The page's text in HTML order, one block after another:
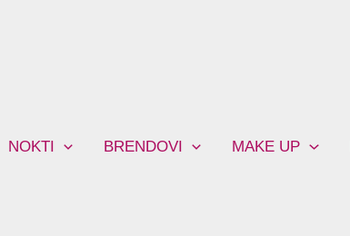
NOKTI BRENDOVI MAKE UP